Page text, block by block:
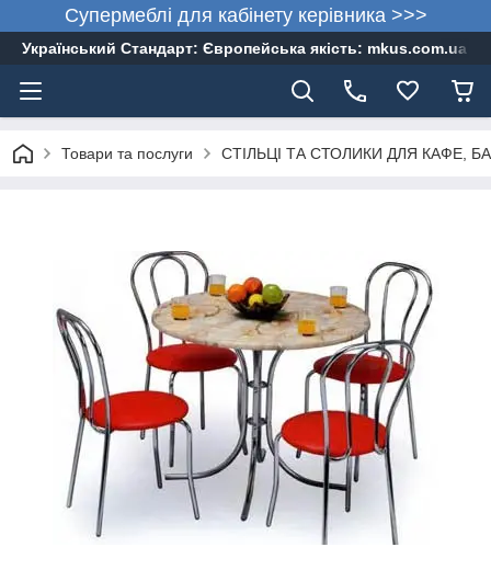
Супермеблі для кабінету керівника >>>
Український Стандарт: Європейська якість: mkus.com.ua
Товари та послуги СТІЛЬЦІ ТА СТОЛИКИ ДЛЯ КАФЕ,